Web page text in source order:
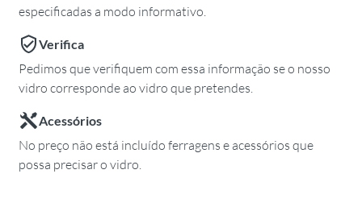
especificadas a modo informativo.
Verifica
Pedimos que verifiquem com essa informação se o nosso
vidro corresponde ao vidro que pretendes.
Acessórios
No preço não está incluído ferragens e acessórios que
possa precisar o vidro.